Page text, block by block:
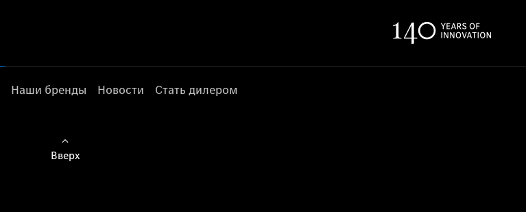
Наши бренды Новости Стать дилером
Вверх